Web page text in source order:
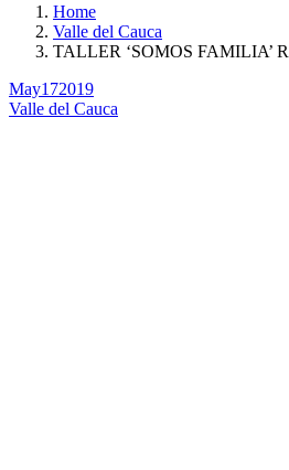
Home
Valle del Cauca
TALLER ‘SOMOS FAMILIA’
May172019
Valle del Cauca